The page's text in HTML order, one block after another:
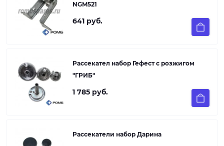
NGM521
641 руб.
Рассекател набор Гефест с розжигом
"ГРИБ"
1 785 руб.
Рассекатели набор Дарина